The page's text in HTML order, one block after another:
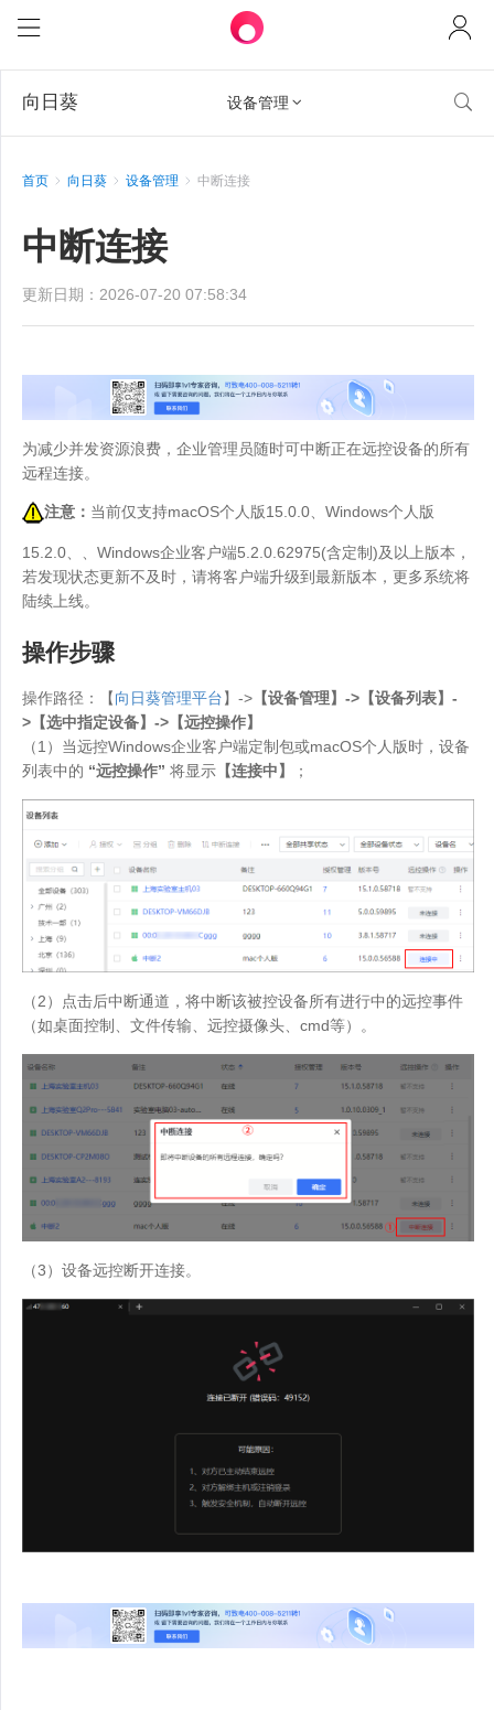
向日葵 设备管理  
首页 向日葵 设备管理 中断连接
中断连接
更新日期：2026-07-20 07:58:34
为减少并发资源浪费，企业管理员随时可中断正在远控设备的所有
远程连接。
注意： 当前仅支持macOS个人版15.0.0、Windows个人版
15.2.0、、Windows企业客户端5.2.0.62975(含定制)及以上版本，
若发现状态更新不及时，请将客户端升级到最新版本，更多系统将
陆续上线。
操作步骤
操作路径：【向日葵管理平台】-> 【设备管理】->【设备列表】-
>【选中指定设备】->【远控操作】
（1）当远控Windows企业客户端定制包或macOS个人版时，设备
列表中的 “远控操作” 将显示 【连接中】 ；
（2）点击后中断通道，将中断该被控设备所有进行中的远控事件
（如桌面控制、文件传输、远控摄像头、cmd等）。
（3）设备远控断开连接。